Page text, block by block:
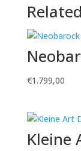
€1.799,00
Kleine